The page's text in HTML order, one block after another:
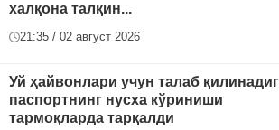
халқона талқин...
21:35 / 02 август 2026
Уй ҳайвонлари учун талаб
паспортнинг нусха кўриниши
тармоқларда тарқалди